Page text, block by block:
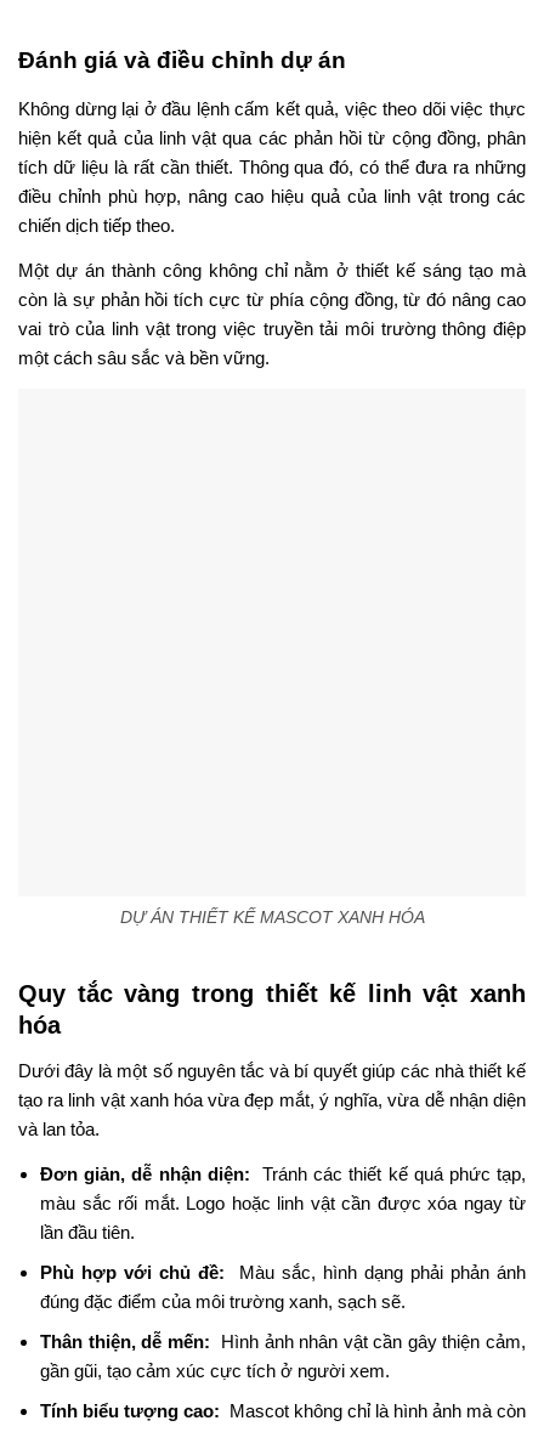
Đánh giá và điều chỉnh dự án
Không dừng lại ở đầu lệnh cấm kết quả, việc theo dõi việc thực
hiện kết quả của linh vật qua các phản hồi từ cộng đồng, phân
tích dữ liệu là rất cần thiết. Thông qua đó, có thể đưa ra những
điều chỉnh phù hợp, nâng cao hiệu quả của linh vật trong các
chiến dịch tiếp theo.
Một dự án thành công không chỉ nằm ở thiết kế sáng tạo mà
còn là sự phản hồi tích cực từ phía cộng đồng, từ đó nâng cao
vai trò của linh vật trong việc truyền tải môi trường thông điệp
một cách sâu sắc và bền vững.
DỰ ÁN THIẾT KẾ MASCOT XANH HÓA
Quy tắc vàng trong thiết kế linh vật xanh
hóa
Dưới đây là một số nguyên tắc và bí quyết giúp các nhà thiết kế
tạo ra linh vật xanh hóa vừa đẹp mắt, ý nghĩa, vừa dễ nhận diện
và lan tỏa.
Đơn giản, dễ nhận diện: Tránh các thiết kế quá phức tạp,
màu sắc rối mắt. Logo hoặc linh vật cần được xóa ngay từ
lần đầu tiên.
Phù hợp với chủ đề: Màu sắc, hình dạng phải phản ánh
đúng đặc điểm của môi trường xanh, sạch sẽ.
Thân thiện, dễ mến: Hình ảnh nhân vật cần gây thiện cảm,
gần gũi, tạo cảm xúc cực tích ở người xem.
Tính biểu tượng cao: Mascot không chỉ là hình ảnh mà còn